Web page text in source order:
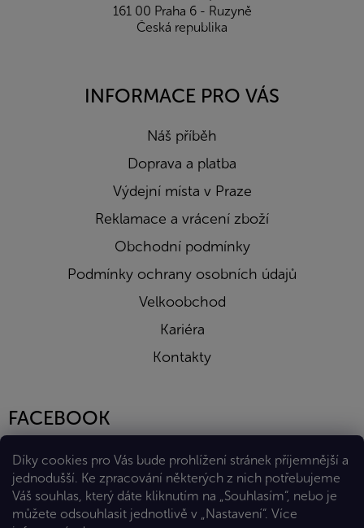
Díky cookies pro Vás bude prohlížení stránek příjemnější a
jednodušší. Ke zpracování některých z nich potřebujeme
Váš souhlas, který dáte kliknutím na „Souhlasím“, nebo je
můžete odsouhlasit jednotlivě v „Nastavení“. Více
161 00 Praha 6 - Ruzyně
Česká republika
INFORMACE PRO VÁS
Náš příběh
Doprava a platba
Výdejní místa v Praze
Reklamace a vrácení zboží
Obchodní podmínky
Podmínky ochrany osobních údajů
Velkoobchod
Kariéra
Kontakty
FACEBOOK